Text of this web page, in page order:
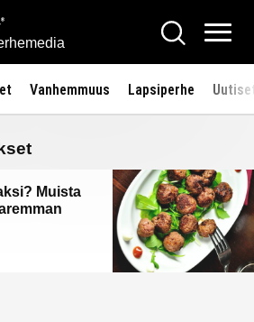
Hae
Vanhemmuus Lapsiperhe
Muista